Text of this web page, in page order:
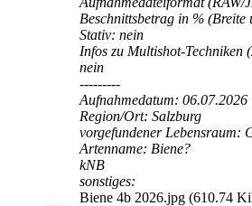
Beschnittsbetrag in % (Breite
Stativ: nein
Infos zu Multishot-Techniken
nein
---------
Aufnahmedatum: 06.07.2026
Region/Ort: Salzburg
vorgefundener Lebensraum:
Artenname: Biene?
kNB
sonstiges:
Biene 4b 2026.jpg (610.74